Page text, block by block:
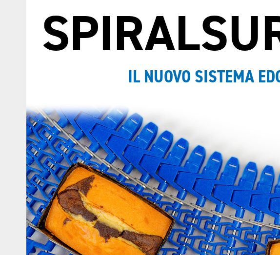
IL NUOVO SISTEMA